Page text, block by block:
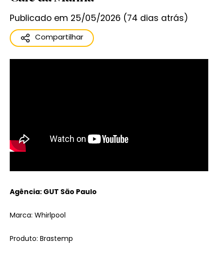
Publicado em 25/05/2026 (74 dias atrás)
Compartilhar
Agência: GUT São Paulo
Marca: Whirlpool
Produto: Brastemp